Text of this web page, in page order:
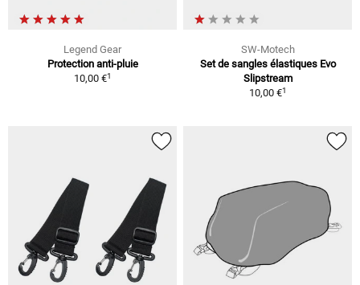
Legend Gear
Protection anti-pluie
10,00 €1
SW-Motech
Set de sangles élastiques Evo
Slipstream
10,00 €1